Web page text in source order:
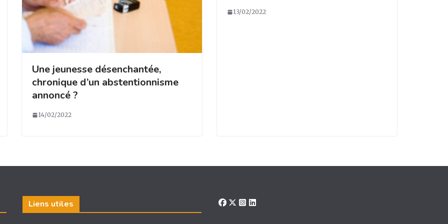
Une jeunesse désenchantée,
chronique d’un abstentionnisme
annoncé ?
14/02/2022
13/02/2022
Liens utiles